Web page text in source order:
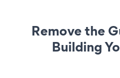
Remove the
Building